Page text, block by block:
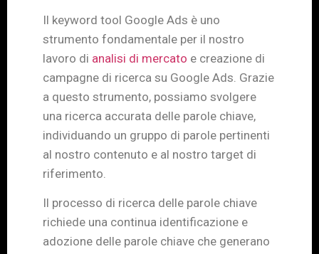
Il keyword tool Google Ads è uno
strumento fondamentale per il nostro
lavoro di analisi di mercato e creazione di
campagne di ricerca su Google Ads. Grazie
a questo strumento, possiamo svolgere
una ricerca accurata delle parole chiave,
individuando un gruppo di parole pertinenti
al nostro contenuto e al nostro target di
riferimento.
Il processo di ricerca delle parole chiave
richiede una continua identificazione e
adozione delle parole chiave che generano